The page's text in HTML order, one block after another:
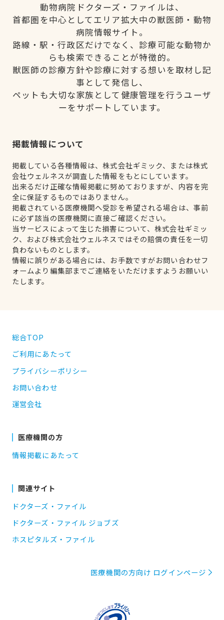
動物病院ドクターズ・ファイルは、
首都圏を中心としてエリア拡大中の獣医師・動物
病院情報サイト。
路線・駅・行政区だけでなく、診療可能な動物か
らも検索できることが特徴的。
獣医師の診療方針や診療に対する想いを取材し記
事として発信し、
ペットも大切な家族として健康管理を行うユーザ
ーをサポートしています。
掲載情報について
掲載している各種情報は、株式会社ギミック、または株式
会社ウェルネスが調査した情報をもとにしています。
出来るだけ正確な情報掲載に努めておりますが、内容を完
全に保証するものではありません。
掲載されている医療機関へ受診を希望される場合は、事前
に必ず該当の医療機関に直接ご確認ください。
当サービスによって生じた損害について、株式会社ギミッ
ク、および株式会社ウェルネスではその賠償の責任を一切
負わないものとします。
情報に誤りがある場合には、お手数ですがお問い合わせフ
ォームより編集部までご連絡をいただけますようお願いい
たします。
総合TOP
ご利用にあたって
プライバシーポリシー
お問い合わせ
運営会社
医療機関の方
情報掲載にあたって
関連サイト
ドクターズ・ファイル
ドクターズ・ファイル ジョブズ
ホスピタルズ・ファイル
医療機関の方向け ログインページ